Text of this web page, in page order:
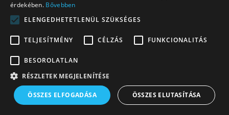
érdekében. Bővebben
ELENGEDHETETLENÜL SZÜKSÉGES
TELJESÍTMÉNY CÉLZÁS FUNKCIONALITÁS
BESOROLATLAN
RÉSZLETEK MEGJELENÍTÉSE
ÖSSZES ELFOGADÁSA ÖSSZES ELUTASÍTÁSA